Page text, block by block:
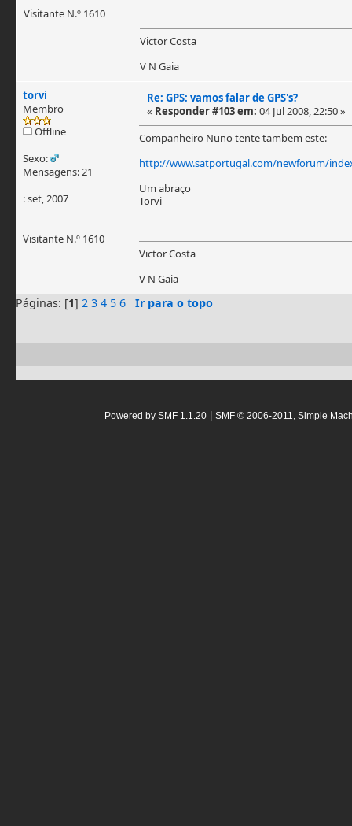
Visitante N.º 1610
Victor Costa
V N Gaia
torvi
Membro
Offline
Sexo:
Mensagens: 21
: set, 2007
Visitante N.º 1610
Re: GPS: vamos falar de GPS's?
« Responder #103 em: 04 Jul 2008, 22:50 »
Companheiro Nuno tente tambem este:
http://www.satportugal.com/newforum/
Um abraço
Torvi
Victor Costa
V N Gaia
Páginas: [1] 2 3 4 5 6 Ir para o topo
Powered by SMF 1.1.20 | SMF © 2006-2011, Simple